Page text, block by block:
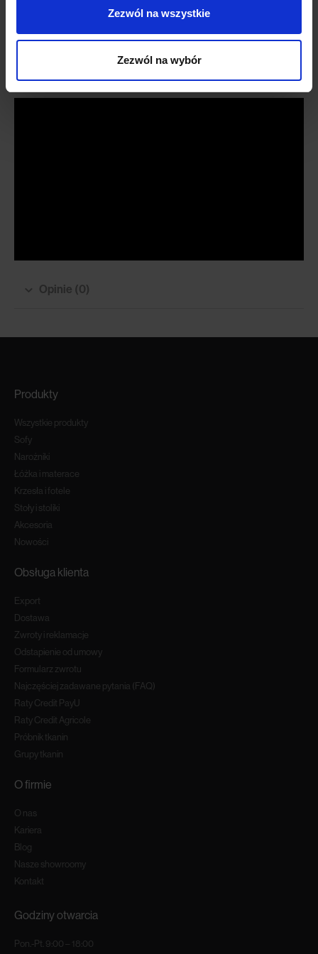
Zezwól na wszystkie
Zezwól na wybór
ochronnej. Dzięki niej płyny nie wnikają w głąb włókien tkaniny, a do
czyszczenia będziesz potrzebować jedynie delikatnie zwilżonej
Opinie (0)
Produkty
Wszystkie produkty
Sofy
Narożniki
Łóżka i materace
Krzesła i fotele
Stoły i stoliki
Akcesoria
Nowości
Obsługa klienta
Export
Dostawa
Zwroty i reklamacje
Odstapienie od umowy
Formularz zwrotu
Najczęściej zadawane pytania (FAQ)
Raty Credit PayU
Raty Credit Agricole
Próbnik tkanin
Grupy tkanin
O firmie
O nas
Kariera
Blog
Nasze showroomy
Kontakt
Godziny otwarcia
Pon.-Pt. 9:00 – 18:00